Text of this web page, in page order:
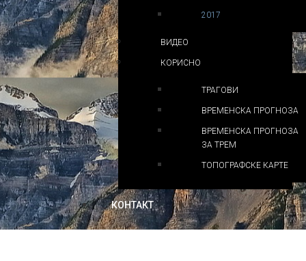
2017
ВИДЕО
КОРИСНО
ТРАГОВИ
ВРЕМЕНСКА ПРОГНОЗА
ВРЕМЕНСКА ПРОГНОЗА
ЗА ТРЕМ
ТОПОГРАФСКЕ КАРТЕ
КОНТАКТ